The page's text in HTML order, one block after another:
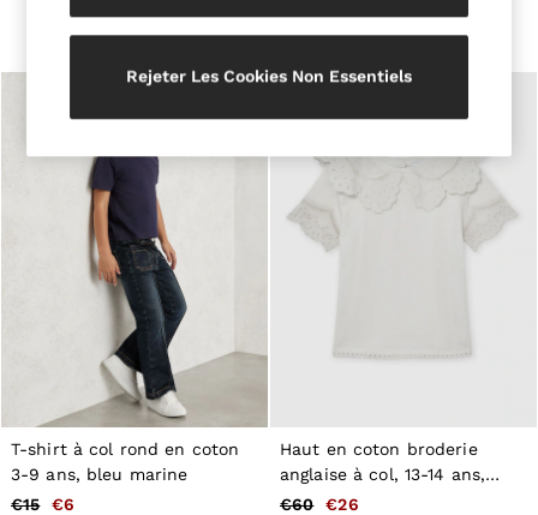
Ties & Pocket Squares
Bags & Wallets
Hats, Gloves & Scarves
Socks & Underwear
Reiss | McLaren Racing
Workwear
Co-ords
Leather & Suede
CHILDREN
BOYS'
Shirts
T-Shirts & Polo Shirts
Shorts
Suits & Tailoring
Knitwear
Jackets & Coats
Co-ords
Trousers & Jeans
Sweats & Hoodies
T-shirt à col rond en coton
3-9 ans, bleu marine
€15
€6
Haut en coton broderie
anglaise à col, 13-14 ans,
ivoire
€60 €26
Rejeter Les Cookies Non Essentiels